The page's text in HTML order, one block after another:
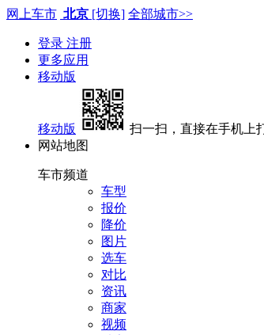
网上车市 北京 [切换] 全部城市>>
登录 注册
更多应用
移动版
移动版
扫一扫，直接在手机上
网站地图
车市频道
车型
报价
降价
图片
选车
对比
资讯
商家
视频